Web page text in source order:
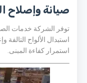
صيانة وإصلاح
توفر الشركة خدمات
استبدال الألواح التالفة
استمرار كفاءة المبنى.